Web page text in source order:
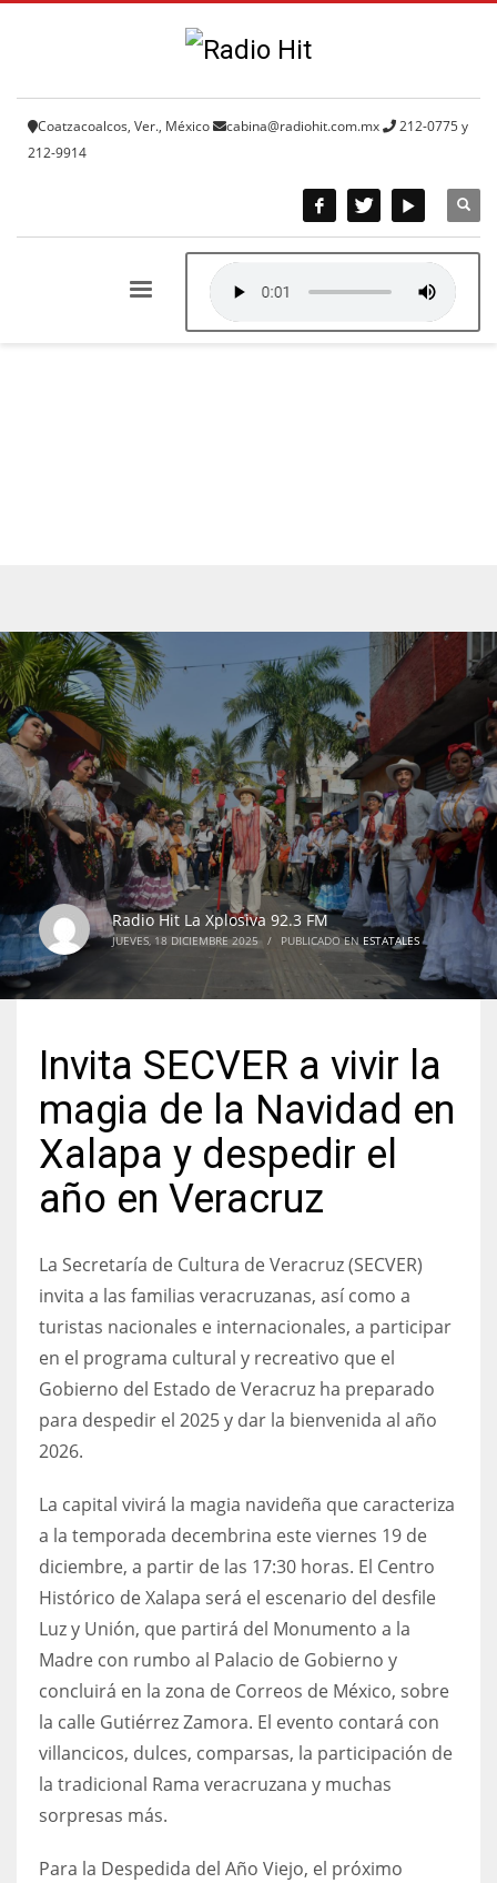
Coatzacoalcos, Ver., México cabina@radiohit.com.mx
212-0775 y
212-9914
Radio Hit La Xplosiva 92.3 FM
JUEVES, 18 DICIEMBRE 2025 / PUBLICADO EN ESTATALES
Invita SECVER a vivir la
magia de la Navidad en
Xalapa y despedir el
año en Veracruz
La Secretaría de Cultura de Veracruz (SECVER)
invita a las familias veracruzanas, así como a
turistas nacionales e internacionales, a participar
en el programa cultural y recreativo que el
Gobierno del Estado de Veracruz ha preparado
para despedir el 2025 y dar la bienvenida al año
2026.
La capital vivirá la magia navideña que caracteriza
a la temporada decembrina este viernes 19 de
diciembre, a partir de las 17:30 horas. El Centro
Histórico de Xalapa será el escenario del desfile
Luz y Unión, que partirá del Monumento a la
Madre con rumbo al Palacio de Gobierno y
concluirá en la zona de Correos de México, sobre
la calle Gutiérrez Zamora. El evento contará con
villancicos, dulces, comparsas, la participación de
la tradicional Rama veracruzana y muchas
sorpresas más.
Para la Despedida del Año Viejo, el próximo